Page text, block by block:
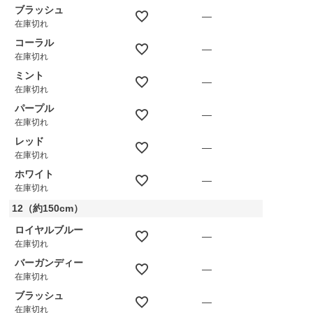
ブラッシュ
在庫切れ
—
コーラル
在庫切れ
—
ミント
在庫切れ
—
パープル
在庫切れ
—
レッド
在庫切れ
—
ホワイト
在庫切れ
—
12（約150cm）
ロイヤルブルー
在庫切れ
—
バーガンディー
在庫切れ
—
ブラッシュ
在庫切れ
—